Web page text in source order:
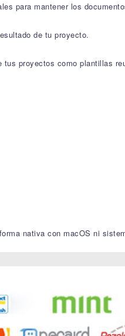
para mantener los
de tu proyecto.
tus proyectos como plantillas
nativa con macOS ni